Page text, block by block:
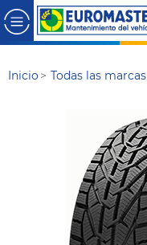
Inicio Todas las marcas